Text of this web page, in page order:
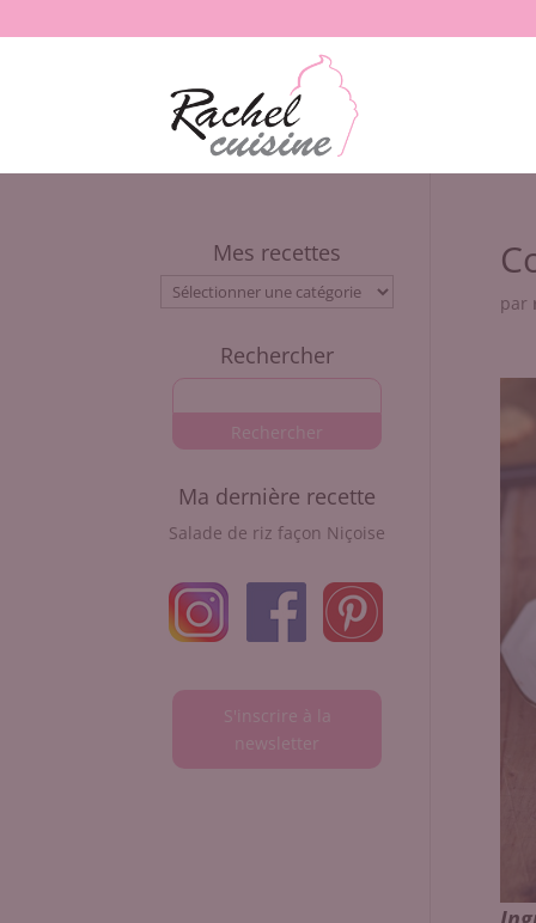
par
Mes recettes
Mes
Rechercher
Ma dernière recette
Salade de riz façon Niçoise
S'inscrire à la
newsletter